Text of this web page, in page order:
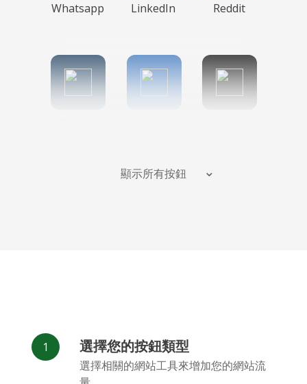
Whatsapp LinkedIn Reddit
Facebook
Messenger
Odnoklassniki
顯示所有按鈕
選擇您的按鈕類型
選擇相關的網站工具來增加您的網站流